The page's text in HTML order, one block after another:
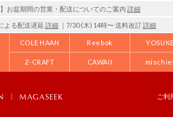
】お盆期間の営業・配送についてのご案内 詳細
よる配送遅延 詳細 ｜7/30 (木) 14時〜 送料改訂詳細
COLE HAAN Reebok YOSUKE
Z-CRAFT CAWAII
MAGASEEK ご利